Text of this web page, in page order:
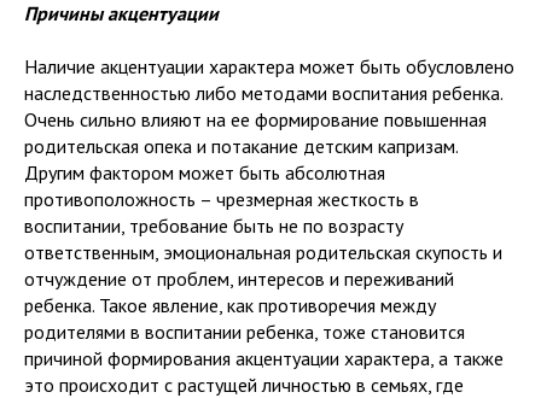
Причины акцентуации
Наличие акцентуации характера может быть обусловлено
наследственностью либо методами воспитания ребенка.
Очень сильно влияют на ее формирование повышенная
родительская опека и потакание детским капризам.
Другим фактором может быть абсолютная
противоположность – чрезмерная жесткость в
воспитании, требование быть не по возрасту
ответственным, эмоциональная родительская скупость и
отчуждение от проблем, интересов и переживаний
ребенка. Такое явление, как противоречия между
родителями в воспитании ребенка, тоже становится
причиной формирования акцентуации характера, а также
это происходит с растущей личностью в семьях, где